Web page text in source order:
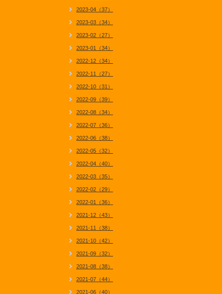
2023-04（37）
2023-03（34）
2023-02（27）
2023-01（34）
2022-12（34）
2022-11（27）
2022-10（31）
2022-09（39）
2022-08（34）
2022-07（36）
2022-06（38）
2022-05（32）
2022-04（40）
2022-03（35）
2022-02（29）
2022-01（36）
2021-12（43）
2021-11（38）
2021-10（42）
2021-09（32）
2021-08（38）
2021-07（44）
2021-06（40）